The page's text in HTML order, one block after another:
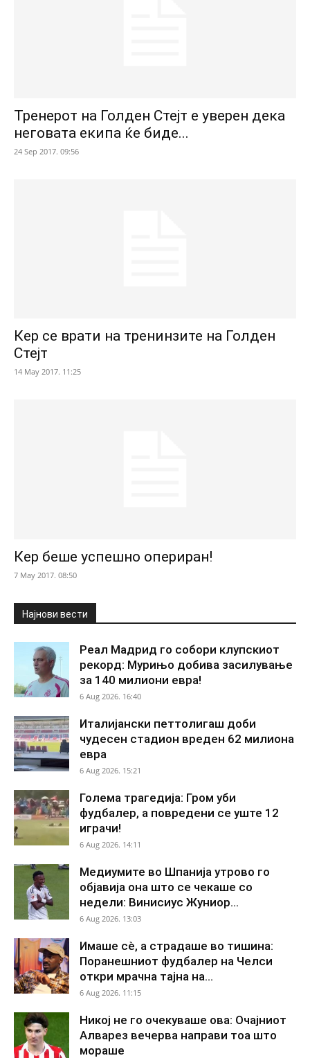
Тренерот на Голден Стејт е уверен дека
неговата екипа ќе биде...
24 Sep 2017. 09:56
Кер се врати на тренинзите на Голден
Стејт
14 May 2017. 11:25
Кер беше успешно опериран!
7 May 2017. 08:50
Најнови вести
Реал Мадрид го собори клупскиот
рекорд: Мурињо добива засилување
за 140 милиони евра!
6 Aug 2026. 16:40
Италијански петтолигаш доби
чудесен стадион вреден 62 милиона
евра
6 Aug 2026. 15:21
Голема трагедија: Гром уби
фудбалер, а повредени се уште 12
играчи!
6 Aug 2026. 14:11
Медиумите во Шпанија утрово го
објавија она што се чекаше со
недели: Винисиус Жуниор...
6 Aug 2026. 13:03
Имаше сè, а страдаше во тишина:
Поранешниот фудбалер на Челси
откри мрачна тајна на...
6 Aug 2026. 11:15
Никој не го очекуваше ова: Очајниот
Алварез вечерва направи тоа што
мораше